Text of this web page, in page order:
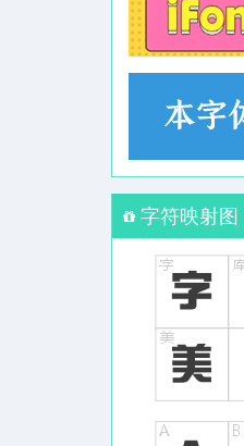
字符映射图